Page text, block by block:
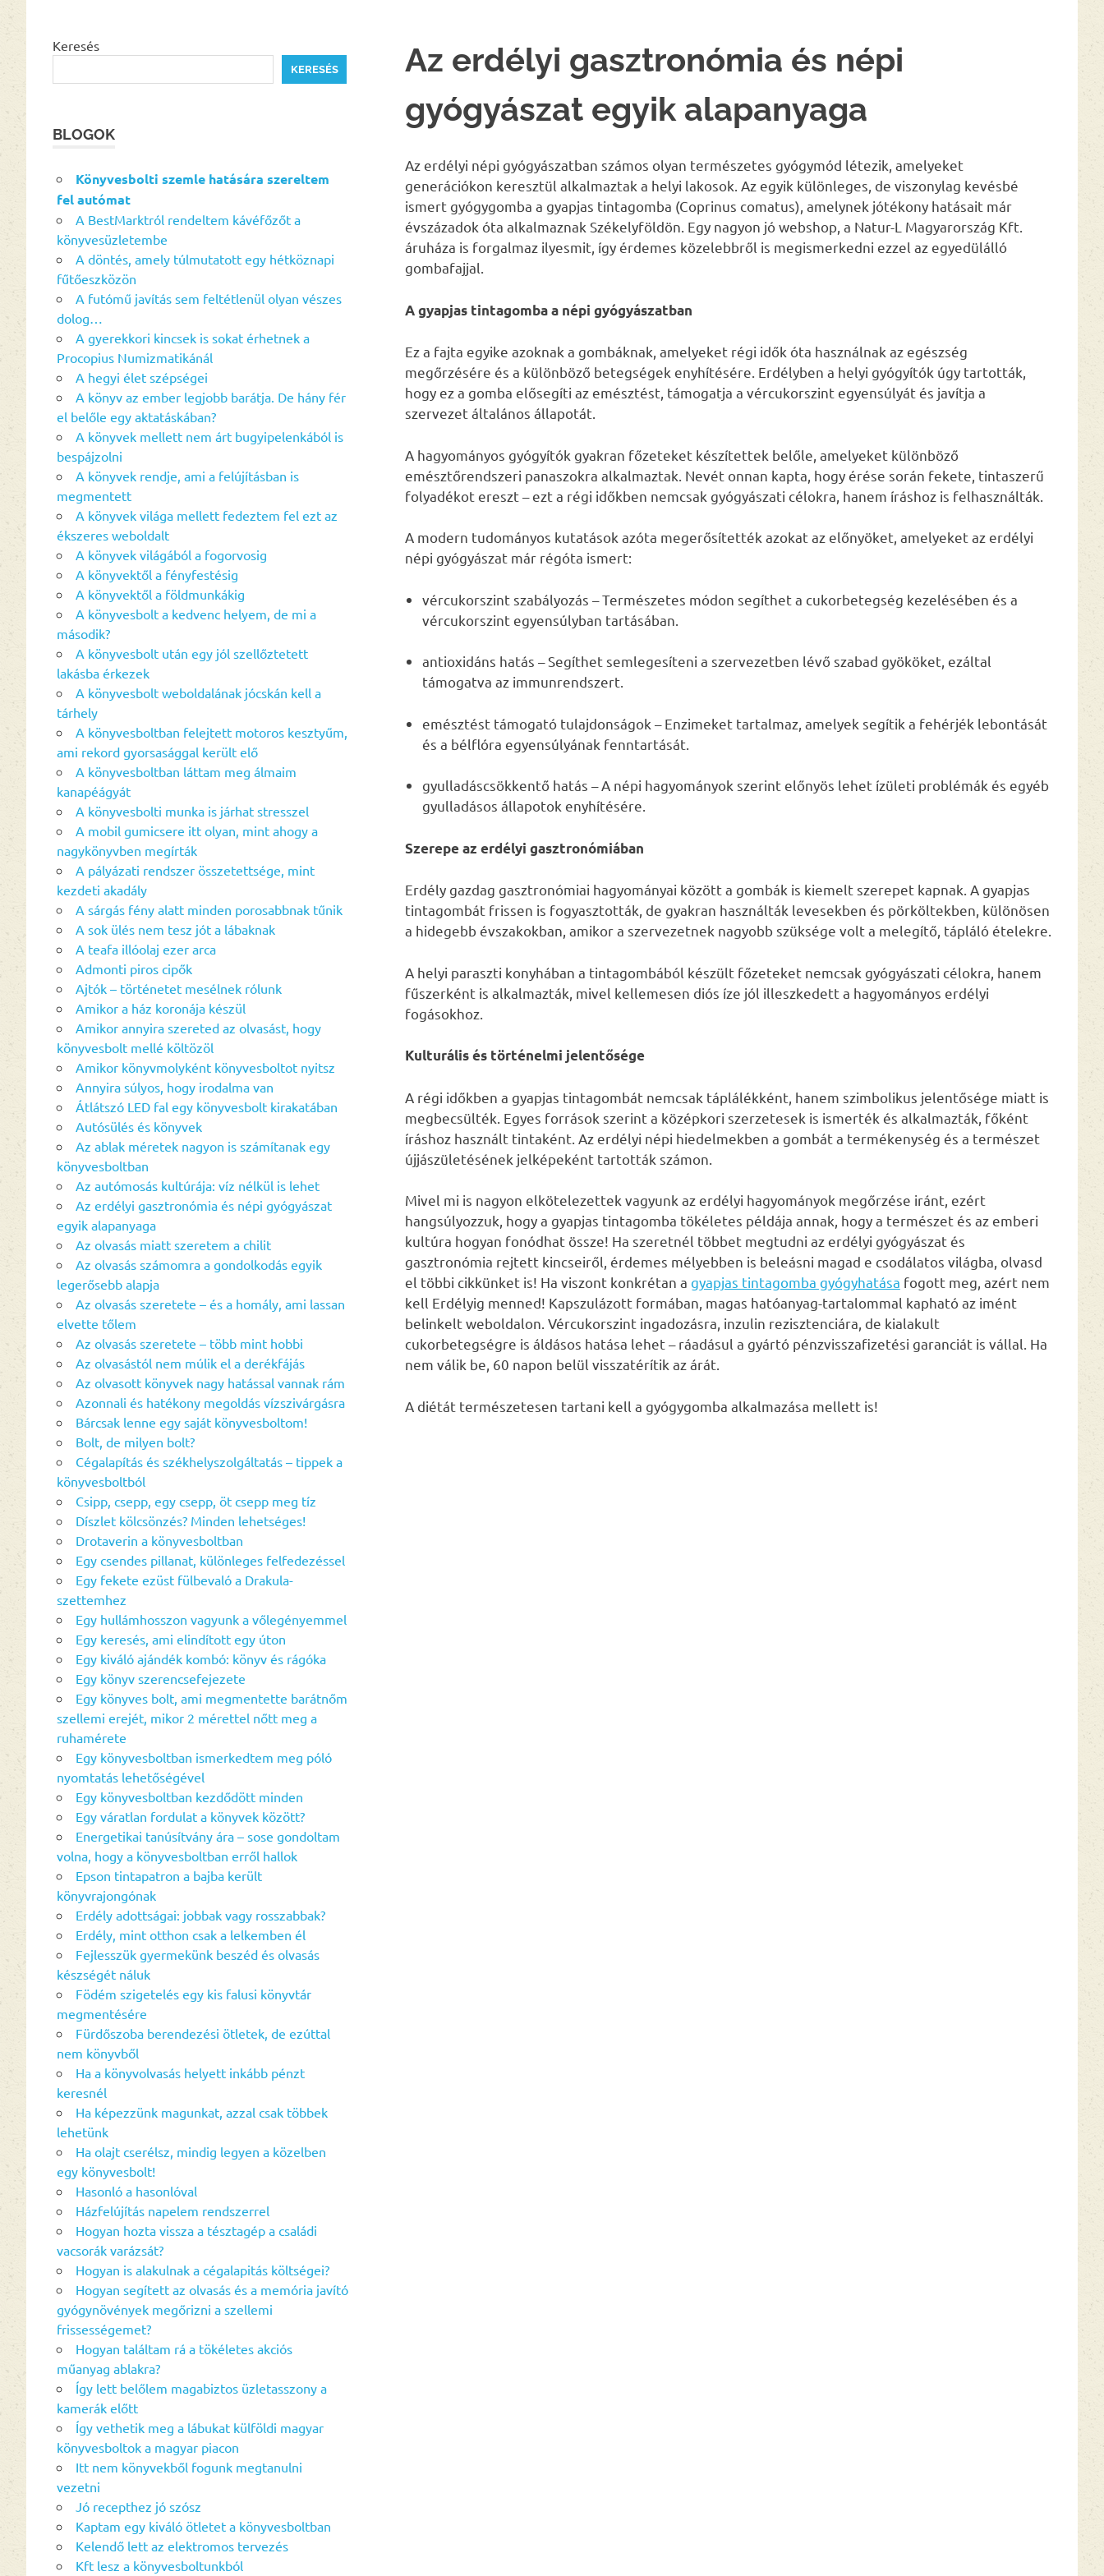
Az erdélyi gasztronómia és népi
gyógyászat egyik alapanyaga
Az erdélyi népi gyógyászatban számos olyan természetes gyógymód létezik, amelyeket
generációkon keresztül alkalmaztak a helyi lakosok. Az egyik különleges, de viszonylag kevésbé
ismert gyógygomba a gyapjas tintagomba (Coprinus comatus), amelynek jótékony hatásait már
évszázadok óta alkalmaznak Székelyföldön. Egy nagyon jó webshop, a Natur-L Magyarország Kft.
áruháza is forgalmaz ilyesmit, így érdemes közelebbről is megismerkedni ezzel az egyedülálló
gombafajjal.
A gyapjas tintagomba a népi gyógyászatban
Ez a fajta egyike azoknak a gombáknak, amelyeket régi idők óta használnak az egészség
megőrzésére és a különböző betegségek enyhítésére. Erdélyben a helyi gyógyítók úgy tartották,
hogy ez a gomba elősegíti az emésztést, támogatja a vércukorszint egyensúlyát és javítja a
szervezet általános állapotát.
A hagyományos gyógyítók gyakran főzeteket készítettek belőle, amelyeket különböző
emésztőrendszeri panaszokra alkalmaztak. Nevét onnan kapta, hogy érése során fekete, tintaszerű
folyadékot ereszt – ezt a régi időkben nemcsak gyógyászati célokra, hanem íráshoz is felhasználták.
A modern tudományos kutatások azóta megerősítették azokat az előnyöket, amelyeket az erdélyi
népi gyógyászat már régóta ismert:
vércukorszint szabályozás – Természetes módon segíthet a cukorbetegség kezelésében és a
vércukorszint egyensúlyban tartásában.
antioxidáns hatás – Segíthet semlegesíteni a szervezetben lévő szabad gyököket, ezáltal
támogatva az immunrendszert.
emésztést támogató tulajdonságok – Enzimeket tartalmaz, amelyek segítik a fehérjék lebontását
és a bélflóra egyensúlyának fenntartását.
gyulladáscsökkentő hatás – A népi hagyományok szerint előnyös lehet ízületi problémák és egyéb
gyulladásos állapotok enyhítésére.
Szerepe az erdélyi gasztronómiában
Erdély gazdag gasztronómiai hagyományai között a gombák is kiemelt szerepet kapnak. A gyapjas
tintagombát frissen is fogyasztották, de gyakran használták levesekben és pörköltekben, különösen
a hidegebb évszakokban, amikor a szervezetnek nagyobb szüksége volt a melegítő, tápláló ételekre.
A helyi paraszti konyhában a tintagombából készült főzeteket nemcsak gyógyászati célokra, hanem
fűszerként is alkalmazták, mivel kellemesen diós íze jól illeszkedett a hagyományos erdélyi
fogásokhoz.
Kulturális és történelmi jelentősége
A régi időkben a gyapjas tintagombát nemcsak táplálékként, hanem szimbolikus jelentősége miatt is
megbecsülték. Egyes források szerint a középkori szerzetesek is ismerték és alkalmazták, főként
íráshoz használt tintaként. Az erdélyi népi hiedelmekben a gombát a termékenység és a természet
újjászületésének jelképeként tartották számon.
Mivel mi is nagyon elkötelezettek vagyunk az erdélyi hagyományok megőrzése iránt, ezért
hangsúlyozzuk, hogy a gyapjas tintagomba tökéletes példája annak, hogy a természet és az emberi
kultúra hogyan fonódhat össze! Ha szeretnél többet megtudni az erdélyi gyógyászat és
gasztronómia rejtett kincseiről, érdemes mélyebben is beleásni magad e csodálatos világba, olvasd
el többi cikkünket is! Ha viszont konkrétan a gyapjas tintagomba gyógyhatása fogott meg, azért nem
kell Erdélyig menned! Kapszulázott formában, magas hatóanyag-tartalommal kapható az imént
belinkelt weboldalon. Vércukorszint ingadozásra, inzulin rezisztenciára, de kialakult
cukorbetegségre is áldásos hatása lehet – ráadásul a gyártó pénzvisszafizetési garanciát is vállal. Ha
nem válik be, 60 napon belül visszatérítik az árát.
A diétát természetesen tartani kell a gyógygomba alkalmazása mellett is!
Keresés
KERESÉS
BLOGOK
Könyvesbolti szemle hatására szereltem
fel autómat
A BestMarktról rendeltem kávéfőzőt a
könyvesüzletembe
A döntés, amely túlmutatott egy hétköznapi
fűtőeszközön
A futómű javítás sem feltétlenül olyan vészes
dolog…
A gyerekkori kincsek is sokat érhetnek a
Procopius Numizmatikánál
A hegyi élet szépségei
A könyv az ember legjobb barátja. De hány fér
el belőle egy aktatáskában?
A könyvek mellett nem árt bugyipelenkából is
bespájzolni
A könyvek rendje, ami a felújításban is
megmentett
A könyvek világa mellett fedeztem fel ezt az
ékszeres weboldalt
A könyvek világából a fogorvosig
A könyvektől a fényfestésig
A könyvektől a földmunkákig
A könyvesbolt a kedvenc helyem, de mi a
második?
A könyvesbolt után egy jól szellőztetett
lakásba érkezek
A könyvesbolt weboldalának jócskán kell a
tárhely
A könyvesboltban felejtett motoros kesztyűm,
ami rekord gyorsasággal került elő
A könyvesboltban láttam meg álmaim
kanapéágyát
A könyvesbolti munka is járhat stresszel
A mobil gumicsere itt olyan, mint ahogy a
nagykönyvben megírták
A pályázati rendszer összetettsége, mint
kezdeti akadály
A sárgás fény alatt minden porosabbnak tűnik
A sok ülés nem tesz jót a lábaknak
A teafa illóolaj ezer arca
Admonti piros cipők
Ajtók – történetet mesélnek rólunk
Amikor a ház koronája készül
Amikor annyira szereted az olvasást, hogy
könyvesbolt mellé költözöl
Amikor könyvmolyként könyvesboltot nyitsz
Annyira súlyos, hogy irodalma van
Átlátszó LED fal egy könyvesbolt kirakatában
Autósülés és könyvek
Az ablak méretek nagyon is számítanak egy
könyvesboltban
Az autómosás kultúrája: víz nélkül is lehet
Az erdélyi gasztronómia és népi gyógyászat
egyik alapanyaga
Az olvasás miatt szeretem a chilit
Az olvasás számomra a gondolkodás egyik
legerősebb alapja
Az olvasás szeretete – és a homály, ami lassan
elvette tőlem
Az olvasás szeretete – több mint hobbi
Az olvasástól nem múlik el a derékfájás
Az olvasott könyvek nagy hatással vannak rám
Azonnali és hatékony megoldás vízszivárgásra
Bárcsak lenne egy saját könyvesboltom!
Bolt, de milyen bolt?
Cégalapítás és székhelyszolgáltatás – tippek a
könyvesboltból
Csipp, csepp, egy csepp, öt csepp meg tíz
Díszlet kölcsönzés? Minden lehetséges!
Drotaverin a könyvesboltban
Egy csendes pillanat, különleges felfedezéssel
Egy fekete ezüst fülbevaló a Drakula-
szettemhez
Egy hullámhosszon vagyunk a vőlegényemmel
Egy keresés, ami elindított egy úton
Egy kiváló ajándék kombó: könyv és rágóka
Egy könyv szerencsefejezete
Egy könyves bolt, ami megmentette barátnőm
szellemi erejét, mikor 2 mérettel nőtt meg a
ruhamérete
Egy könyvesboltban ismerkedtem meg póló
nyomtatás lehetőségével
Egy könyvesboltban kezdődött minden
Egy váratlan fordulat a könyvek között?
Energetikai tanúsítvány ára – sose gondoltam
volna, hogy a könyvesboltban erről hallok
Epson tintapatron a bajba került
könyvrajongónak
Erdély adottságai: jobbak vagy rosszabbak?
Erdély, mint otthon csak a lelkemben él
Fejlesszük gyermekünk beszéd és olvasás
készségét náluk
Födém szigetelés egy kis falusi könyvtár
megmentésére
Fürdőszoba berendezési ötletek, de ezúttal
nem könyvből
Ha a könyvolvasás helyett inkább pénzt
keresnél
Ha képezzünk magunkat, azzal csak többek
lehetünk
Ha olajt cserélsz, mindig legyen a közelben
egy könyvesbolt!
Hasonló a hasonlóval
Házfelújítás napelem rendszerrel
Hogyan hozta vissza a tésztagép a családi
vacsorák varázsát?
Hogyan is alakulnak a cégalapitás költségei?
Hogyan segített az olvasás és a memória javító
gyógynövények megőrizni a szellemi
frissességemet?
Hogyan találtam rá a tökéletes akciós
műanyag ablakra?
Így lett belőlem magabiztos üzletasszony a
kamerák előtt
Így vethetik meg a lábukat külföldi magyar
könyvesboltok a magyar piacon
Itt nem könyvekből fogunk megtanulni
vezetni
Jó recepthez jó szósz
Kaptam egy kiváló ötletet a könyvesboltban
Kelendő lett az elektromos tervezés
Kft lesz a könyvesboltunkból